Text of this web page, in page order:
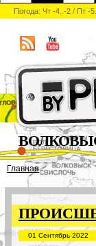
Погода: Чт -4..-2 / Пт -
Главная
01 Сентябрь 2022